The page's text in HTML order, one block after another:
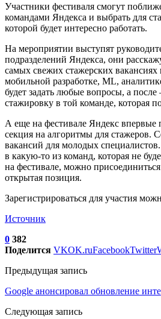
Участники фестиваля смогут
командами Яндекса и выбрать для
которой будет интересно работать.
На мероприятии выступят
подразделений Яндекса, они
самых свежих стажерских вакансиях
мобильной разработке, ML,
будет задать любые вопросы, а
стажировку в той команде, которая
А еще на фестивале Яндекс впервые
секция на алгоритмы для стажеров.
вакансий для молодых
в какую-то из команд, которая не
на фестивале, можно присоединиться
открытая позиция.
Зарегистрироваться для участия
Источник
0 382
Поделится VKOK.ruFacebookTwitter
Предыдущая запись
Google анонсировал обновление
Следующая запись